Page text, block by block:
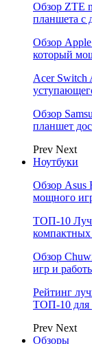
Обзор ZTE
планшета с
Обзор
который
Acer Switch
Обзор
планшет
Prev Next
Ноутбуки
Обзор Asus
мощного
ТОП-10
компактных
Обзор
игр и
Рейтинг
ТОП-10 для
Prev Next
Обзоры